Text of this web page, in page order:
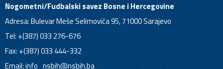
Nogometni/Fudbalski savez Bosne i Hercegovine
Adresa: Bulevar Meše Selimovića 95, 71000 Sarajevo
Tel: +(387) 033 276-676
Fax: +(387) 033 444-332
Email:info_nsbih@nsbih.ba